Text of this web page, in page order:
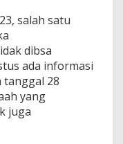
salah satu
dibsa
ada informasi
tanggal 28
yang
juga